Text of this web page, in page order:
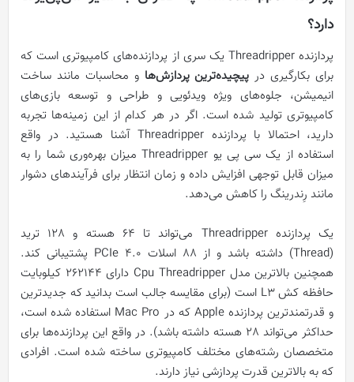
دارد؟
پردازنده‌ Threadripper یک سری از پردازنده‌های کامپیوتری است که
برای بکارگیری در پیچیده‌ترین پردازش‌ها و محاسبات مانند ساخت
انیمیشن، جلوه‌های ویژه ویدئویی و طراحی و توسعه بازی‌های
کامپیوتری تولید شده‌ است. اگر در هر کدام از این زمینه‌ها تجربه
دارید، احتمالا با پردازنده‌ Threadripper آشنا هستید. در واقع
استفاده از یک سی پی یو Threadripper میزان بهره‌وری شما را به
میزان قابل توجهی افزایش داده و زمان انتظار برای فرآیندهای دشوار
مانند رِندرینگ را کاهش می‌دهد.
یک پردازنده‌ Threadripper می‌تواند تا 64 هسته و 128 ترید
(Thread) داشته باشد و از 88 اسلات PCIe 4.0 پشتیبانی کند.
همچنین بالاترین مدل Cpu Threadripper دارای 262144 کیلوبایت
حافظه کش L3 است (برای مقایسه جالب است بدانید که جدیدترین
و قدرتمندترین پردازنده Apple که در Mac Pro استفاده شده است،
حداکثر می‌تواند 28 هسته داشته باشد). در واقع این پردازنده‌ها برای
متخصصان رشته‌های مختلف کامپیوتری ساخته شده است. افرادی
که به بالاترین قدرت پردازشی نیاز دارند.